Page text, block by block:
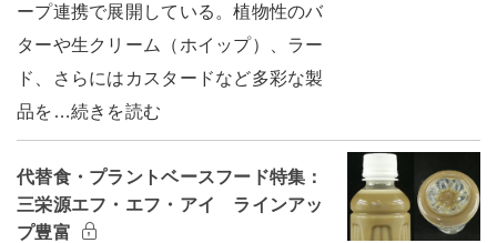
ープ連携で展開している。植物性のバ
ターや生クリーム（ホイップ）、ラー
ド、さらにはカスタードなど多彩な製
品を…続きを読む
代替食・プラントベースフード特集：
三栄源エフ・エフ・アイ ラインアッ
プ豊富